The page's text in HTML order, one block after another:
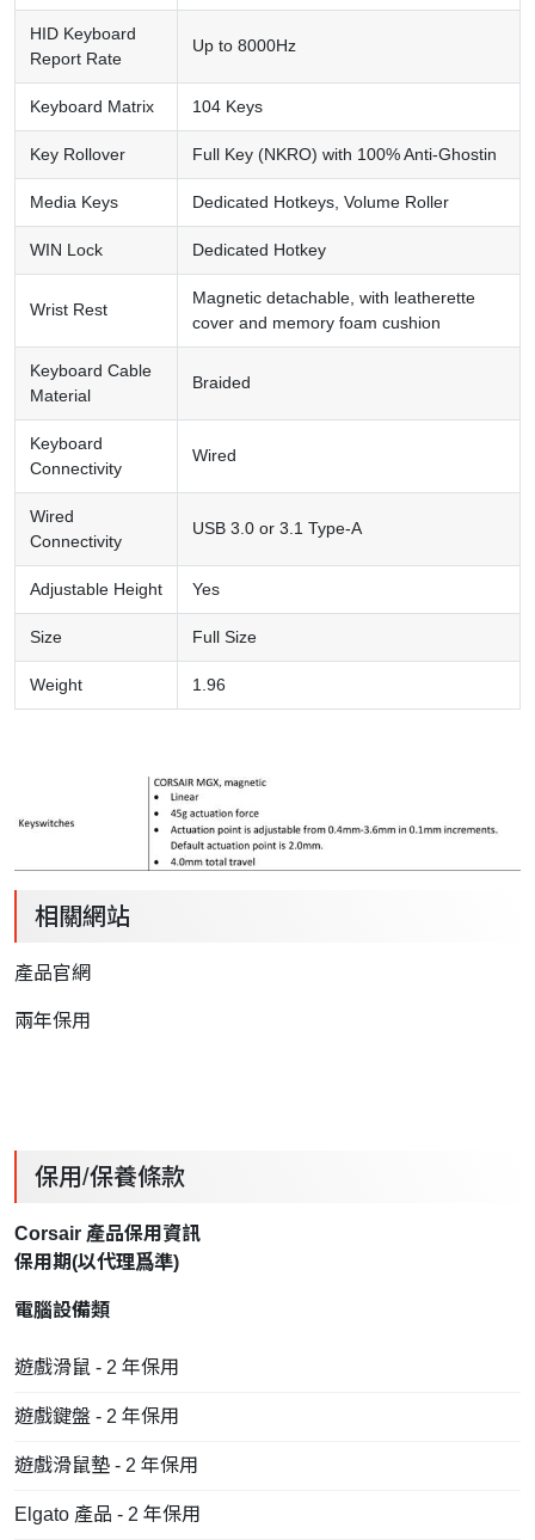
HID Keyboard
Report Rate
Up to 8000Hz
Keyboard Matrix 104 Keys
Key Rollover Full Key (NKRO) with 100% Anti-Ghostin
Media Keys Dedicated Hotkeys, Volume Roller
WIN Lock Dedicated Hotkey
Wrist Rest
Magnetic detachable, with leatherette
cover and memory foam cushion
Keyboard Cable
Material
Braided
Keyboard
Connectivity
Wired
Wired
Connectivity
USB 3.0 or 3.1 Type-A
Adjustable Height Yes
Size Full Size
Weight 1.96
相關網站
產品官網
兩年保用
保用/保養條款
Corsair 產品保用資訊
保用期(以代理爲準)
電腦設備類
遊戲滑鼠 - 2 年保用
遊戲鍵盤 - 2 年保用
遊戲滑鼠墊 - 2 年保用
Elgato 產品 - 2 年保用